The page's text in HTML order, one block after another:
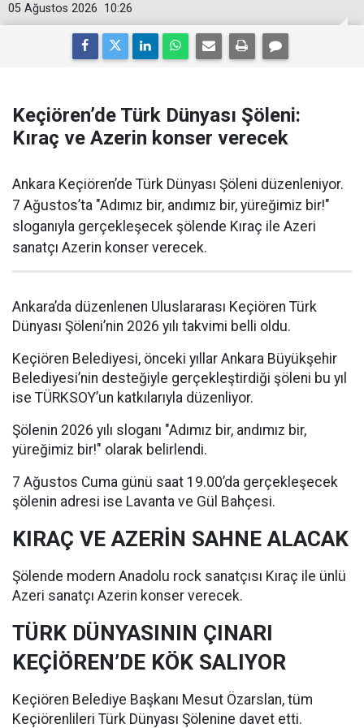
10:26
05 Ağustos 2026
Keçiören’de Türk Dünyası Şöleni:
Kıraç ve Azerin konser verecek
Ankara Keçiören’de Türk Dünyası Şöleni düzenleniyor.
7 Ağustos’ta "Adımız bir, andımız bir, yüreğimiz bir!"
sloganıyla gerçekleşecek şölende Kıraç ile Azeri
sanatçı Azerin konser verecek.
Ankara’da düzenlenen Uluslararası Keçiören Türk
Dünyası Şöleni’nin 2026 yılı takvimi belli oldu.
Keçiören Belediyesi, önceki yıllar Ankara Büyükşehir
Belediyesi’nin desteğiyle gerçekleştirdiği şöleni bu yıl
ise TÜRKSOY’un katkılarıyla düzenliyor.
Şölenin 2026 yılı sloganı "Adımız bir, andımız bir,
yüreğimiz bir!" olarak belirlendi.
7 Ağustos Cuma günü saat 19.00’da gerçekleşecek
şölenin adresi ise Lavanta ve Gül Bahçesi.
KIRAÇ VE AZERİN SAHNE ALACAK
Şölende modern Anadolu rock sanatçısı Kıraç ile ünlü
Azeri sanatçı Azerin konser verecek.
TÜRK DÜNYASININ ÇINARI
KEÇİÖREN’DE KÖK SALIYOR
Keçiören Belediye Başkanı Mesut Özarslan, tüm
Keçiörenlileri Türk Dünyası Şölenine davet etti.